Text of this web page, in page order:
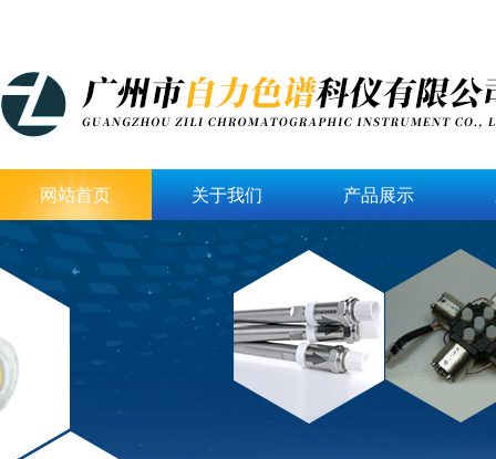
网站首页 关于我们 产品展示